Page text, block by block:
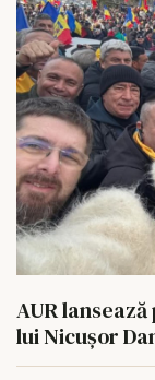
AUR
lui Nicușor